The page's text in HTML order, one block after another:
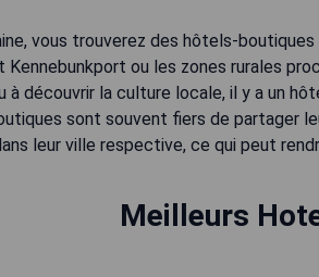
vous trouverez des hôtels-
Kennebunkport ou les zones rurales
à découvrir la culture locale, il y a un
sont souvent fiers de partager
leur ville respective, ce qui peut
Meilleurs